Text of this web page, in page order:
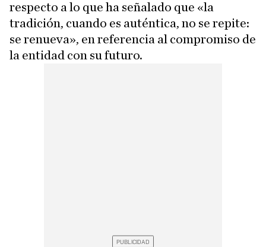
respecto a lo que ha señalado que «la
tradición, cuando es auténtica, no se repite:
se renueva», en referencia al compromiso de
la entidad con su futuro.